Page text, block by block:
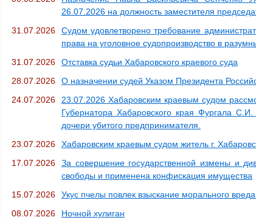
26.07.2026 на должность заместителя
31.07.2026
Судом удовлетворено требование
права на уголовное судопроизводство в
31.07.2026
Отставка судьи Хабаровского краевого суда
28.07.2026
О назначении судей Указом Президента
24.07.2026
23.07.2026 Хабаровским краевым судом
Губернатора Хабаровского края Фургала
дочери убитого предпринимателя.
23.07.2026
Хабаровским краевым судом житель г.
17.07.2026
За совершение государственной измены и
свободы и применена конфискация имущества
15.07.2026
Укус пчелы повлек взыскание морального
08.07.2026
Ночной хулиган